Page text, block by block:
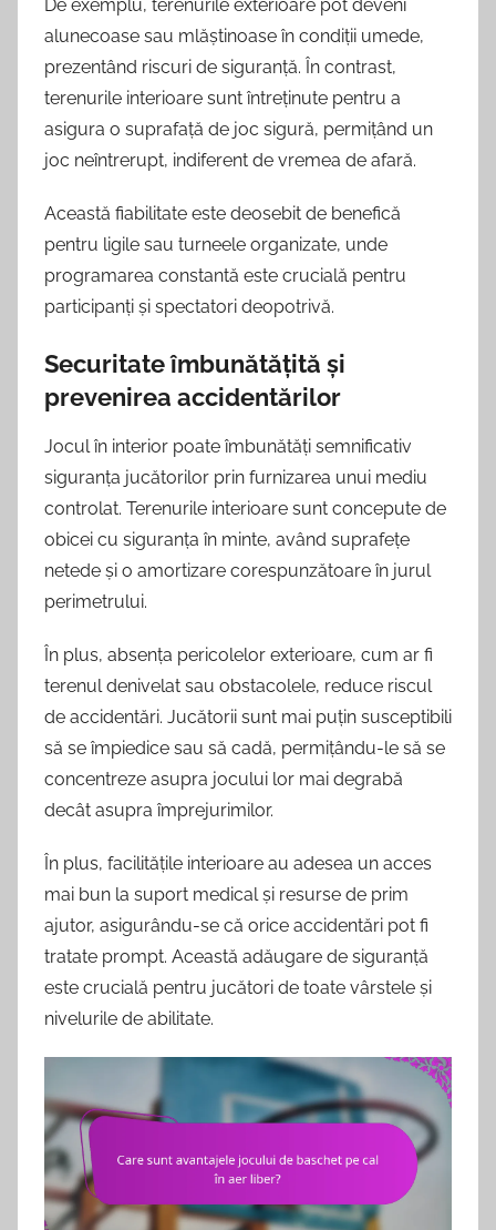
De exemplu, terenurile exterioare pot deveni
alunecoase sau mlăștinoase în condiții umede,
prezentând riscuri de siguranță. În contrast,
terenurile interioare sunt întreținute pentru a
asigura o suprafață de joc sigură, permițând un
joc neîntrerupt, indiferent de vremea de afară.
Această fiabilitate este deosebit de benefică
pentru ligile sau turneele organizate, unde
programarea constantă este crucială pentru
participanți și spectatori deopotrivă.
Securitate îmbunătățită și
prevenirea accidentărilor
Jocul în interior poate îmbunătăți semnificativ
siguranța jucătorilor prin furnizarea unui mediu
controlat. Terenurile interioare sunt concepute de
obicei cu siguranța în minte, având suprafețe
netede și o amortizare corespunzătoare în jurul
perimetrului.
În plus, absența pericolelor exterioare, cum ar fi
terenul denivelat sau obstacolele, reduce riscul
de accidentări. Jucătorii sunt mai puțin susceptibili
să se împiedice sau să cadă, permițându-le să se
concentreze asupra jocului lor mai degrabă
decât asupra împrejurimilor.
În plus, facilitățile interioare au adesea un acces
mai bun la suport medical și resurse de prim
ajutor, asigurându-se că orice accidentări pot fi
tratate prompt. Această adăugare de siguranță
este crucială pentru jucători de toate vârstele și
nivelurile de abilitate.